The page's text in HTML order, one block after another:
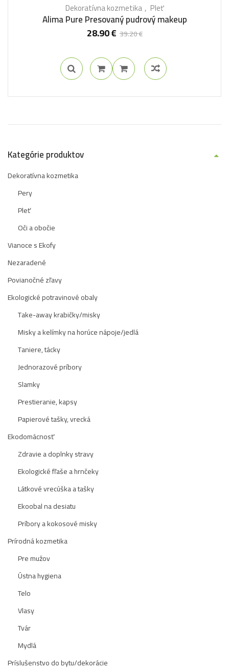
Dekoratívna kozmetika Pleť
Alima Pure Presovaný pudrový makeup
39.20€
28.90€
Kategórie produktov
Dekoratívna kozmetika
Pery
Pleť
Oči a obočie
Vianoce s Ekofy
Nezaradené
Povianočné zľavy
Ekologické potravinové obaly
Take-away krabičky/misky
Misky a kelímky na horúce nápoje/jedlá
Taniere, tácky
Jednorazové príbory
Slamky
Prestieranie, kapsy
Papierové tašky, vrecká
Ekodomácnosť
Zdravie a doplnky stravy
Ekologické fľaše a hrnčeky
Látkové vrecúška a tašky
Ekoobal na desiatu
Príbory a kokosové misky
Prírodná kozmetika
Pre mužov
Ústna hygiena
Telo
Vlasy
Tvár
Mydlá
Príslušenstvo do bytu/dekorácie